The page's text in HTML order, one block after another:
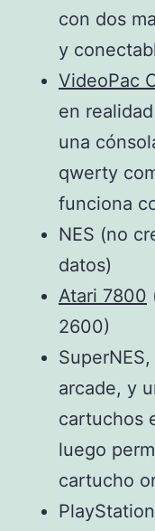
con dos
y
VideoPac
en
una
qwerty
funciona
NES (no
datos)
Atari 7800
2600)
arcade, y
cartuchos
luego
cartucho